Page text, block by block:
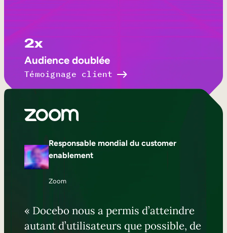
2x
Audience doublée
Témoignage client
Responsable mondial du customer
enablement
Zoom
« Docebo nous a permis d’atteindre
autant d’utilisateurs que possible, de